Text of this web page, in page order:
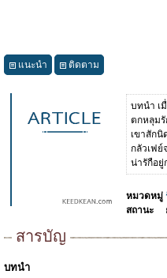
แนะนำ ติดตาม
บทนำ เ
ตกหลุมรั
เขาสักนิ
กลัวเฟย์
น่ารักือยู่
หมวดหมู่
สถานะ
สารบัญ
บทนำ